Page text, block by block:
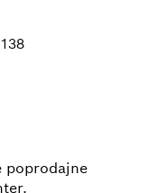
poprodajne